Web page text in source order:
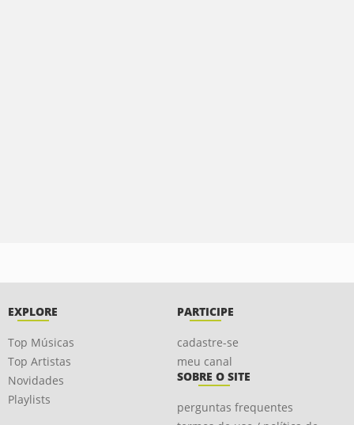
EXPLORE
Top Músicas
Top Artistas
Novidades
Playlists
PARTICIPE
cadastre-se
meu canal
SOBRE O SITE
perguntas frequentes